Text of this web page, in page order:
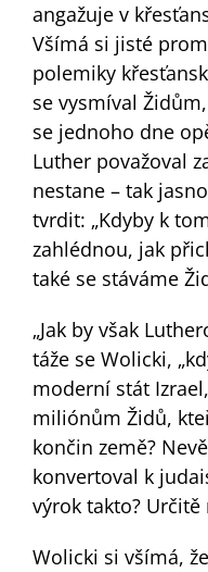
angažuje v
Všímá si jisté
polemiky
se vysmíval
se jednoho dne
Luther považoval
nestane – tak
tvrdit: „Kdyby k
zahlédnou, jak
také se stáváme
„Jak by však
táže se Wolicki,
moderní stát
miliónům Židů,
končin země?
konvertoval k
výrok takto? Určitě
Wolicki si všímá,